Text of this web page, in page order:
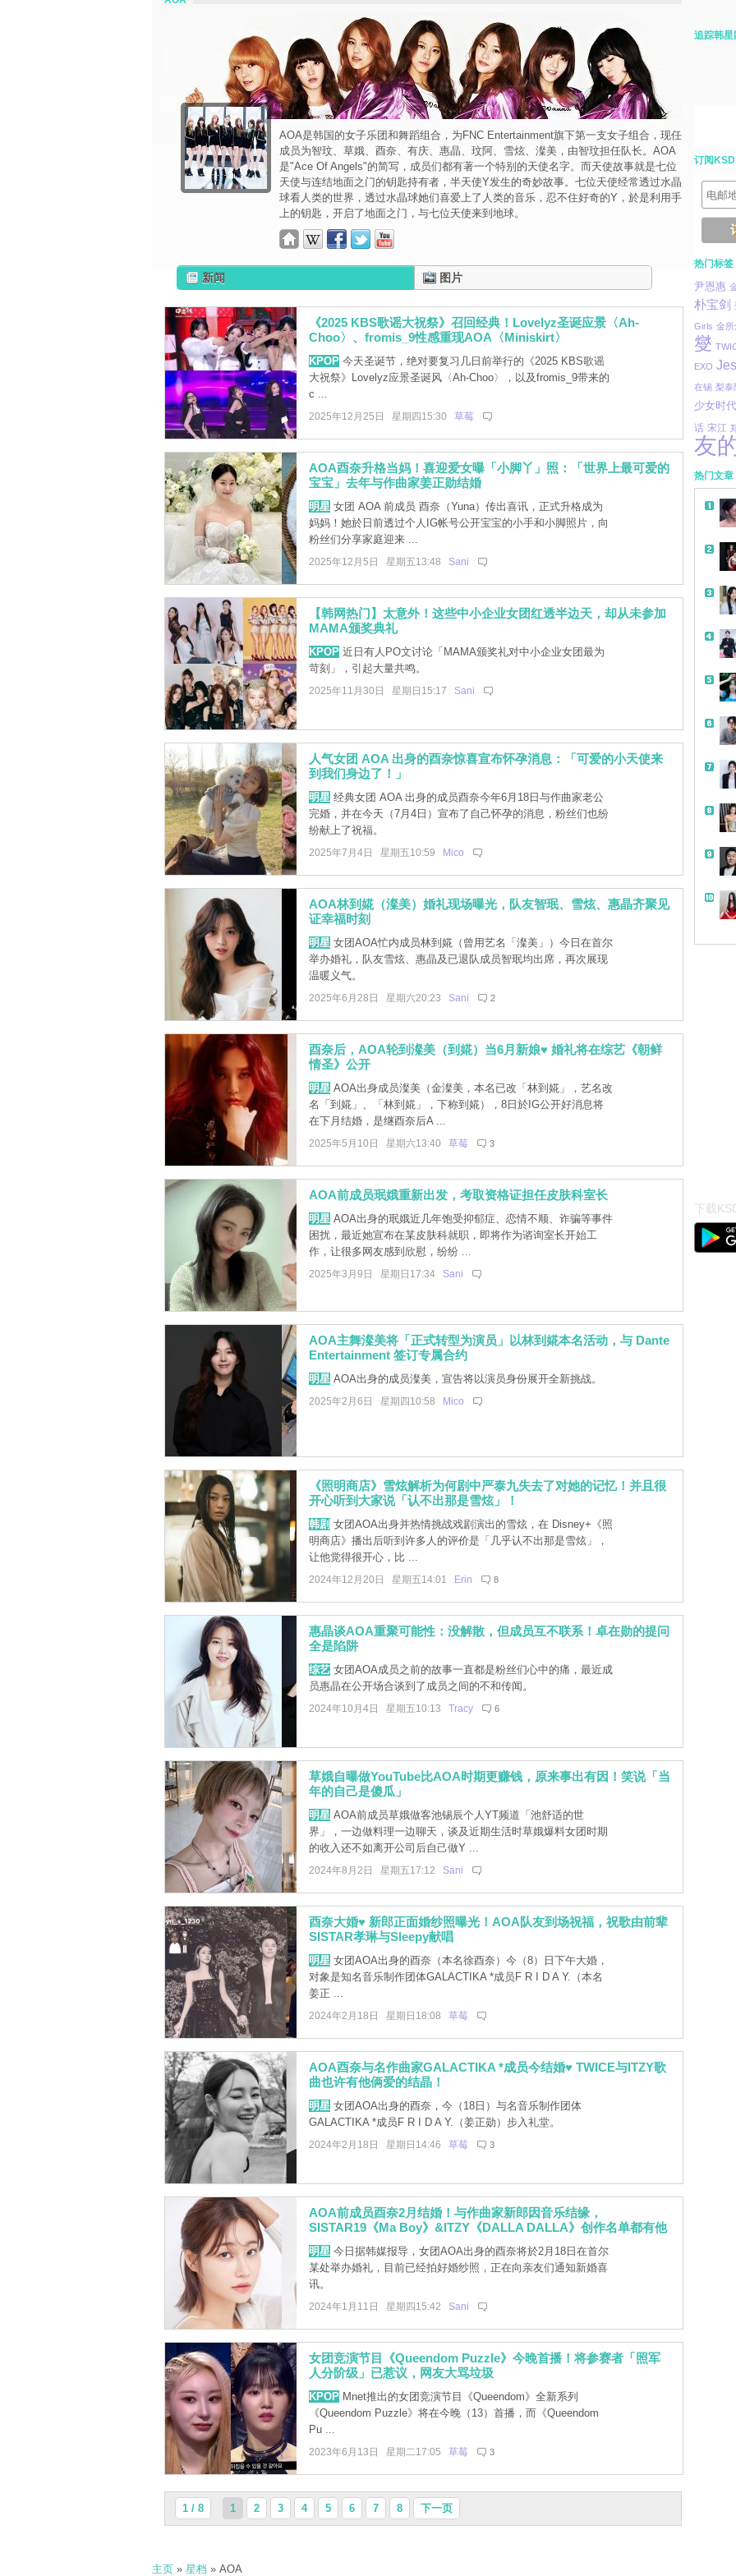
AOA是韩国的女子乐团和舞蹈组合，为FNC Entertainment旗下第一支女子组合，现任
成员为智玟、草娥、酉奈、有庆、惠晶、玟阿、雪炫、澯美，由智玟担任队长。AOA
是"Ace Of Angels"的简写，成员们都有著一个特别的天使名字。而天使故事就是七位
天使与连结地面之门的钥匙持有者，半天使Y发生的奇妙故事。七位天使经常透过水晶
球看人类的世界，透过水晶球她们喜爱上了人类的音乐，忍不住好奇的Y，於是利用手
上的钥匙，开启了地面之门，与七位天使来到地球。
新闻 图片
《2025 KBS歌谣大祝祭》召回经典！Lovelyz圣诞应景〈Ah-
Choo〉、fromis_9性感重现AOA〈Miniskirt〉
KPOP今天圣诞节，绝对要复习几日前举行的《2025 KBS歌谣
大祝祭》Lovelyz应景圣诞风〈Ah-Choo〉，以及fromis_9带来的
c ...
2025年12月25日 星期四15:30 草莓
AOA酉奈升格当妈！喜迎爱女曝「小脚丫」照：「世界上最可爱的
宝宝」去年与作曲家姜正勋结婚
明星女团 AOA 前成员 酉奈（Yuna）传出喜讯，正式升格成为
妈妈！她於日前透过个人IG帐号公开宝宝的小手和小脚照片，向
粉丝们分享家庭迎来 ...
2025年12月5日 星期五13:48 Sani
【韩网热门】太意外！这些中小企业女团红透半边天，却从未参加
MAMA颁奖典礼
KPOP近日有人PO文讨论「MAMA颁奖礼对中小企业女团最为
苛刻」，引起大量共鸣。
2025年11月30日 星期日15:17 Sani
人气女团 AOA 出身的酉奈惊喜宣布怀孕消息：「可爱的小天使来
到我们身边了！」
明星经典女团 AOA 出身的成员酉奈今年6月18日与作曲家老公
完婚，并在今天（7月4日）宣布了自己怀孕的消息，粉丝们也纷
纷献上了祝福。
2025年7月4日 星期五10:59 Mico
AOA林到婲（澯美）婚礼现场曝光，队友智珉、雪炫、惠晶齐聚见
证幸福时刻
明星女团AOA忙内成员林到婲（曾用艺名「澯美」）今日在首尔
举办婚礼，队友雪炫、惠晶及已退队成员智珉均出席，再次展现
温暖义气。
2025年6月28日 星期六20:23 Sani 2
酉奈后，AOA轮到澯美（到婲）当6月新娘♥ 婚礼将在综艺《朝鲜
情圣》公开
明星AOA出身成员澯美（金澯美，本名已改「林到婲」，艺名改
名「到婲」、「林到婲」，下称到婲），8日於IG公开好消息将
在下月结婚，是继酉奈后A ...
2025年5月10日 星期六13:40 草莓 3
AOA前成员珉娥重新出发，考取资格证担任皮肤科室长
明星AOA出身的珉娥近几年饱受抑郁症、恋情不顺、诈骗等事件
困扰，最近她宣布在某皮肤科就职，即将作为谘询室长开始工
作，让很多网友感到欣慰，纷纷 ...
2025年3月9日 星期日17:34 Sani
AOA主舞澯美将「正式转型为演员」以林到婲本名活动，与 Dante
Entertainment 签订专属合约
明星AOA出身的成员澯美，宣告将以演员身份展开全新挑战。
2025年2月6日 星期四10:58 Mico
《照明商店》雪炫解析为何剧中严泰九失去了对她的记忆！并且很
开心听到大家说「认不出那是雪炫」！
韩剧 女团AOA出身并热情挑战戏剧演出的雪炫，在 Disney+《照
明商店》播出后听到许多人的评价是「几乎认不出那是雪炫」，
让他觉得很开心，比 ...
2024年12月20日 星期五14:01 Erin 8
惠晶谈AOA重聚可能性：没解散，但成员互不联系！卓在勋的提问
全是陷阱
综艺女团AOA成员之前的故事一直都是粉丝们心中的痛，最近成
员惠晶在公开场合谈到了成员之间的不和传闻。
2024年10月4日 星期五10:13 Tracy 6
草娥自曝做YouTube比AOA时期更赚钱，原来事出有因！笑说「当
年的自己是傻瓜」
明星AOA前成员草娥做客池锡辰个人YT频道「池舒适的世
界」，一边做料理一边聊天，谈及近期生活时草娥爆料女团时期
的收入还不如离开公司后自己做Y ...
2024年8月2日 星期五17:12 Sani
酉奈大婚♥ 新郎正面婚纱照曝光！AOA队友到场祝福，祝歌由前辈
SISTAR孝琳与Sleepy献唱
明星女团AOA出身的酉奈（本名徐酉奈）今（8）日下午大婚，
对象是知名音乐制作团体GALACTIKA *成员F R I D A Y.（本名
姜正 ...
2024年2月18日 星期日18:08 草莓
AOA酉奈与名作曲家GALACTIKA *成员今结婚♥ TWICE与ITZY歌
曲也许有他俩爱的结晶！
明星女团AOA出身的酉奈，今（18日）与名音乐制作团体
GALACTIKA *成员F R I D A Y.（姜正勋）步入礼堂。
2024年2月18日 星期日14:46 草莓 3
AOA前成员酉奈2月结婚！与作曲家新郎因音乐结缘，
SISTAR19《Ma Boy》&ITZY《DALLA DALLA》创作名单都有他
明星今日据韩媒报导，女团AOA出身的酉奈将於2月18日在首尔
某处举办婚礼，目前已经拍好婚纱照，正在向亲友们通知新婚喜
讯。
2024年1月11日 星期四15:42 Sani
女团竞演节目《Queendom Puzzle》今晚首播！将参赛者「照军
人分阶级」已惹议，网友大骂垃圾
KPOPMnet推出的女团竞演节目《Queendom》全新系列
《Queendom Puzzle》将在今晚（13）首播，而《Queendom
Pu ...
2023年6月13日 星期二17:05 草莓 3
1 / 8 1 2 3 4 5 6 7 8 下一页
追踪韩星
订阅KSD
热门标签
尹恩惠
朴宝剑
Girls 金所
燮
EXO
在锡 梨泰
少女时代
话 宋江
友
热门文章
下载
主页» 星档 » AOA